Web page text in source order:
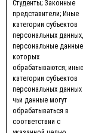
Студенты; Законные
представители; Иные
категории субъектов
персональных данных,
персональные данные
которых
обрабатываются; иные
категории субъектов
персональных данных
чьи данные могут
обрабатываться в
соответствии с